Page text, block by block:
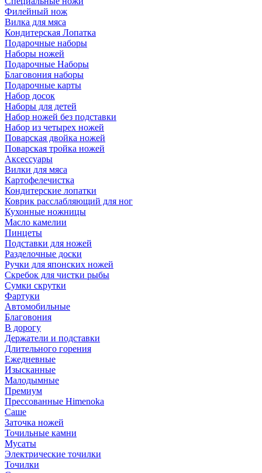
Филейный нож
Вилка для мяса
Кондитерская Лопатка
Подарочные наборы
Наборы ножей
Подарочные Наборы
Благовония наборы
Подарочные карты
Набор досок
Наборы для детей
Набор ножей без подставки
Набор из четырех ножей
Поварская двойка ножей
Поварская тройка ножей
Аксессуары
Вилки для мяса
Картофелечистка
Кондитерские лопатки
Коврик расслабляющий для ног
Кухонные ножницы
Масло камелии
Пинцеты
Подставки для ножей
Разделочные доски
Ручки для японских ножей
Скребок для чистки рыбы
Сумки скрутки
Фартуки
Автомобильные
Благовония
В дорогу
Держатели и подставки
Длительного горения
Ежедневные
Изысканные
Малодымные
Премиум
Прессованные Himenoka
Саше
Заточка ножей
Точильные камни
Мусаты
Электрические точилки
Точилки